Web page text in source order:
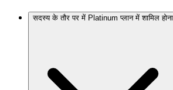
सदस्य के तौर पर में Platinum प्लान में शामिल होना